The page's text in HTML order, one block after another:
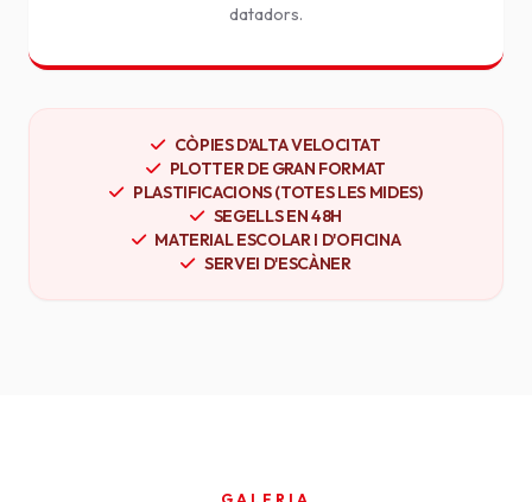
datadors.
CÒPIES D'ALTA VELOCITAT
PLOTTER DE GRAN FORMAT
PLASTIFICACIONS (TOTES LES MIDES)
SEGELLS EN 48H
MATERIAL ESCOLAR I D'OFICINA
SERVEI D'ESCÀNER